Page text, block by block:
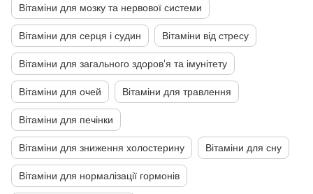
Вітаміни для мозку та нервової системи
Вітаміни для серця і судин Вітаміни від стресу
Вітаміни для загального здоров'я та імунітету
Вітаміни для очей Вітаміни для травлення
Вітаміни для печінки
Вітаміни для зниження холостерину Вітаміни для сну
Вітаміни для нормалізації гормонів